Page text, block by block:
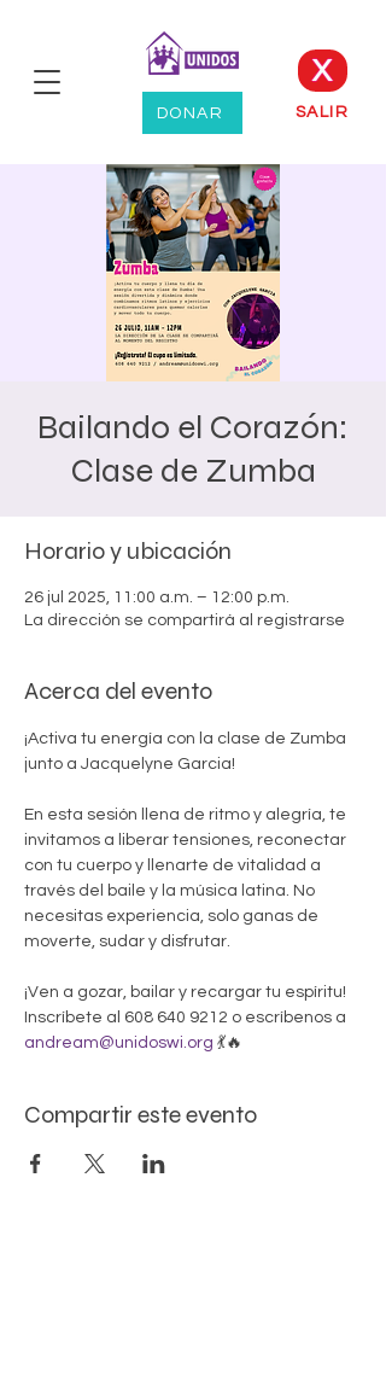
DONAR SALIR
X
Bailando el Corazón:
Clase de Zumba
Horario y ubicación
26 jul 2025, 11:00 a.m. – 12:00 p.m.
La dirección se compartirá al registrarse
Acerca del evento
¡Activa tu energía con la clase de Zumba
junto a Jacquelyne Garcia!
En esta sesión llena de ritmo y alegría, te
invitamos a liberar tensiones, reconectar
con tu cuerpo y llenarte de vitalidad a
través del baile y la música latina. No
necesitas experiencia, solo ganas de
moverte, sudar y disfrutar.
¡Ven a gozar, bailar y recargar tu espíritu!
Inscríbete al 608 640 9212 o escríbenos a
andream@unidoswi.org 💃🔥
Compartir este evento